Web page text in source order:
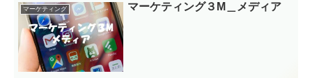
マーケティング マーケティング３M＿メディア